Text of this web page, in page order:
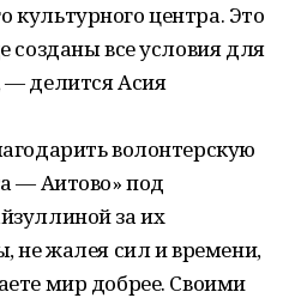
культурного центра. Это
созданы все условия для
делится Асия
волонтерскую
— Аитово» под
за их
не жалея сил и времени,
мир добрее. Своими